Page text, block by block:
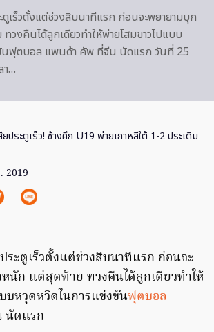
เร็วตั้งแต่ช่วงสิบนาทีแรก ก่อนจะพยายามบุก
วงคืนได้ลูกเดียวทำให้พ่ายโสมขาวไปแบบ
นฟุตบอล แพนด้า คัพ ที่จีน นัดแรก วันที่ 25
า…
ยประตูเร็ว! ช้างศึก U19 พ่ายเกาหลีใต้ 1-2 ประเดิม
2019
ระตูเร็วตั้งแต่ช่วงสิบนาทีแรก ก่อนจะ
นัก แต่สุดท้าย ทวงคืนได้ลูกเดียวทำให้
บหวุดหวิดในการแข่งขันฟุตบอล
นัดแรก